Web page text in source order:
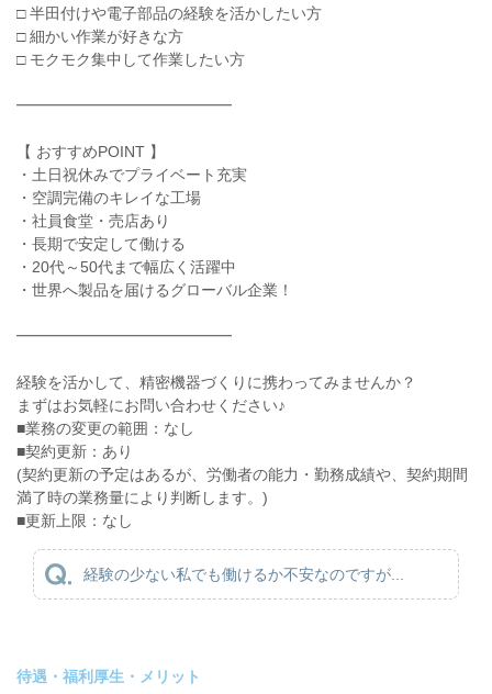
□ 半田付けや電子部品の経験を活かしたい方
□ 細かい作業が好きな方
□ モクモク集中して作業したい方
━━━━━━━━━━━━━━
【 おすすめPOINT 】
・土日祝休みでプライベート充実
・空調完備のキレイな工場
・社員食堂・売店あり
・長期で安定して働ける
・20代～50代まで幅広く活躍中
・世界へ製品を届けるグローバル企業！
━━━━━━━━━━━━━━
経験を活かして、精密機器づくりに携わってみませんか？
まずはお気軽にお問い合わせください♪
■業務の変更の範囲：なし
■契約更新：あり
(契約更新の予定はあるが、労働者の能力・勤務成績や、契約期間
満了時の業務量により判断します。)
■更新上限：なし
経験の少ない私でも働けるか不安なのですが...
待遇・福利厚生・メリット